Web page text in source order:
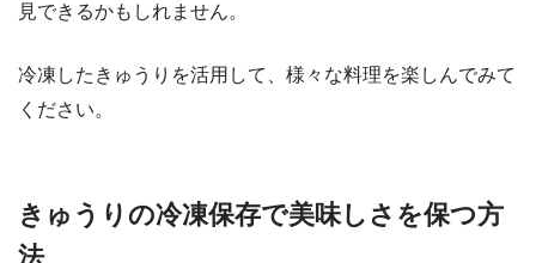
見できるかもしれません。
冷凍したきゅうりを活用して、様々な料理を楽しんでみて
ください。
きゅうりの冷凍保存で美味しさを保つ方
法